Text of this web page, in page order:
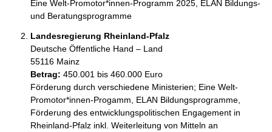
Eine Welt-Promotor*innen-Programm 2025, ELAN Bildungs-
und Beratungsprogramme
Landesregierung Rheinland-Pfalz
Deutsche Öffentliche Hand – Land
55116 Mainz
Betrag: 450.001 bis 460.000 Euro
Förderung durch verschiedene Ministerien; Eine Welt-
Promotor*innen-Progamm, ELAN Bildungsprogramme,
Förderung des entwicklungspolitischen Engagement in
Rheinland-Pfalz inkl. Weiterleitung von Mitteln an